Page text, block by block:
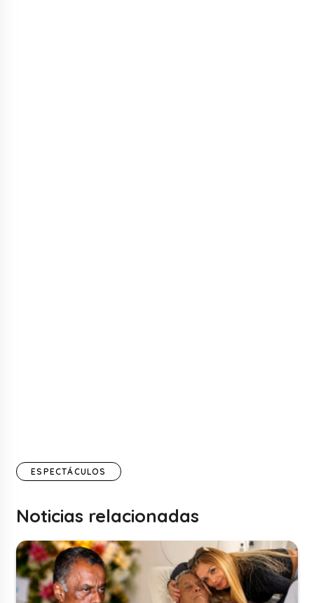
ESPECTÁCULOS
Noticias relacionadas